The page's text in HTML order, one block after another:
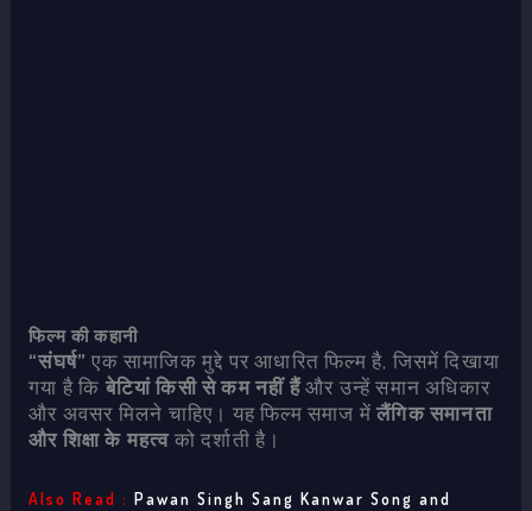
फिल्म की कहानी
“संघर्ष” एक सामाजिक मुद्दे पर आधारित फिल्म है, जिसमें दिखाया
गया है कि बेटियां किसी से कम नहीं हैंऔर उन्हें समान अधिकार
और अवसर मिलने चाहिए। यह फिल्म समाज मेंलैंगिक समानता
और शिक्षा के महत्वको दर्शाती है।
Also Read : Pawan Singh Sang Kanwar Song and